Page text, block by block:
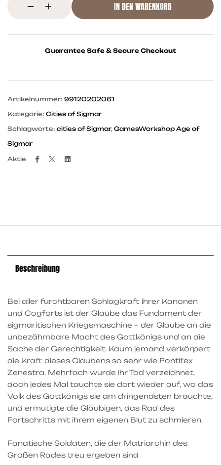
IN DEN WARENKORB
Guarantee Safe & Secure Checkout
Artikelnummer: 99120202061
Kategorie: Cities of Sigmar
Schlagworte: cities of Sigmar, GamesWorkshop Age of
Sigmar
Aktie Facebook
TwitterLinkedin
Beschreibung
Bei aller furchtbaren Schlagkraft ihrer Kanonen
und Cogforts ist der Glaube das Fundament der
sigmaritischen Kriegsmaschine – der Glaube an die
unbezähmbare Macht des Gottkönigs und an die
Sache der Gerechtigkeit. Kaum jemand verkörpert
die Kraft dieses Glaubens so sehr wie Pontifex
Zenestra. Mehrfach wurde ihr Tod verzeichnet,
doch jedes Mal tauchte sie dort wieder auf, wo das
Volk des Gottkönigs sie am dringendsten brauchte,
und ermutigte die Gläubigen, das Rad des
Fortschritts mit ihrem eigenen Blut zu schmieren.
Fanatische Soldaten, die der Matriarchin des
Großen Rades treu ergeben sind